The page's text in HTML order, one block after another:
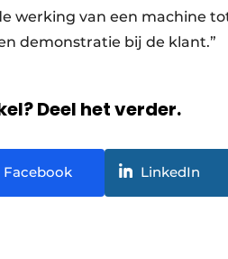
werking van een machine
demonstratie bij de klant.”
Deel het verder.
Facebook LinkedIn